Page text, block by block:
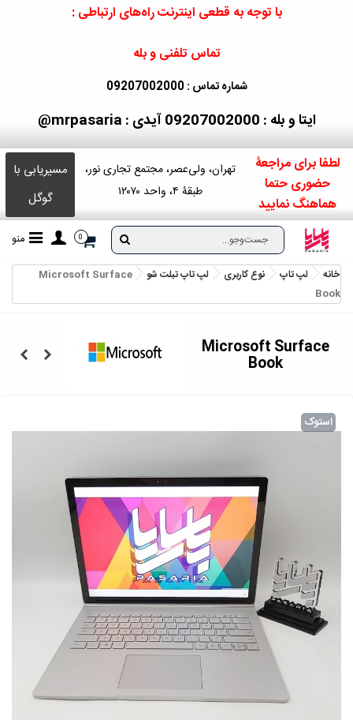
با توجه به قطعی اینترنت راه‌های ارتباطی :
تماس تلفنی و بله
شماره تماس : 09207002000
ایتا و بله : 09207002000 آیدی : mrpasaria@
لطفا برای مراجعۀ
حضوری حتما
هماهنگ نمایید
تهران، ولی‌عصر، مجتمع تجاری نور،
طبقۀ ۴، واحد ۱۲۰۷۰
مسیریابی با
گوگل
0 منو
خانه لپ تاپ نوع کاربری لپ تاپ تبلت شو
Microsoft Surface
Book
Microsoft Surface
Book
استوک